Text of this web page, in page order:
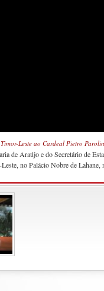
Leste ao Cardeal Pietro
de Araújo e do Secretário de
no Palácio Nobre de Lahane,